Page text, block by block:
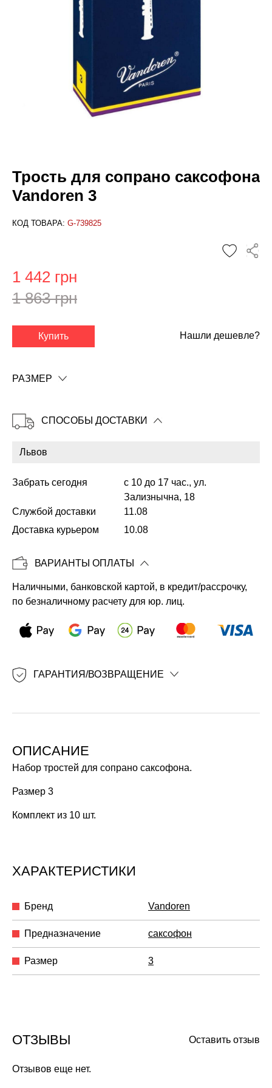
Трость для сопрано саксофона
Vandoren 3
КОД ТОВАРА: G-739825
Копировать
1 442 грн
1 863 грн
Купить Нашли дешевле?
РАЗМЕР
СПОСОБЫ ДОСТАВКИ
Забрать сегодня
с 10 до 17 час., ул.
Зализнычна, 18
Службой доставки
11.08
Доставка курьером
10.08
ВАРИАНТЫ ОПЛАТЫ
Наличными, банковской картой, в кредит/рассрочку,
по безналичному расчету для юр. лиц.
ГАРАНТИЯ/ВОЗВРАЩЕНИЕ
ОПИСАНИЕ
Набор тростей для сопрано саксофона.
Размер 3
Комплект из 10 шт.
ХАРАКТЕРИСТИКИ
Бренд Vandoren
Предназначение саксофон
Размер 3
Оставить отзыв
ОТЗЫВЫ
Отзывов еще нет.